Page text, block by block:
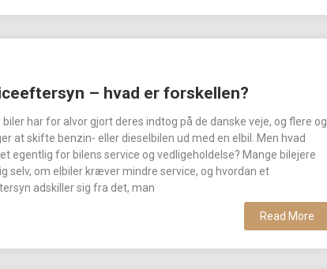
– hvad er forskellen?
biler har for alvor gjort deres indtog på de danske veje, og flere og
at skifte benzin- eller dieselbilen ud med en elbil. Men hvad
egentlig for bilens service og vedligeholdelse? Mange bilejere
selv, om elbiler kræver mindre service, og hvordan et
adskiller sig fra det, man
Read More